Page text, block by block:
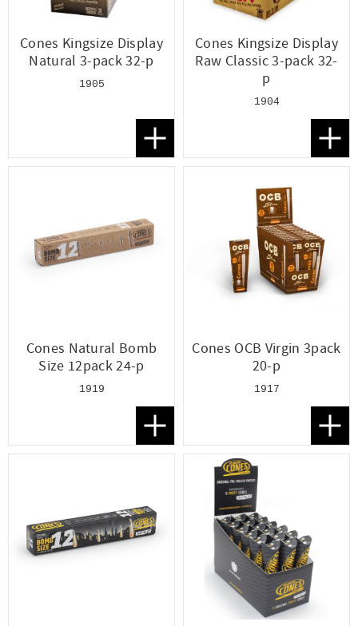
Cones Kingsize Display
Natural 3-pack 32-p
1905
Lägg till i favoriter
Cones Kingsize Display
Raw Classic 3-pack 32-
p
1904
Cones Natural Bomb
Size 12pack 24-p
1919
Lägg till i favoriter
Cones OCB Virgin 3pack
20-p
1917